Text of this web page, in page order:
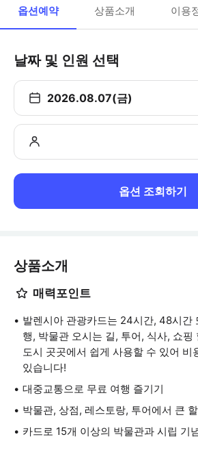
옵션예약 상품소개 이용
날짜 및 인원 선택
2026.08.07(금)
옵션 조회하기
상품소개
매력포인트
발렌시아 관광카드는 24시간, 48시간
행, 박물관 오시는 길, 투어, 식사, 쇼핑
도시 곳곳에서 쉽게 사용할 수 있어 비
있습니다!
대중교통으로 무료 여행 즐기기
박물관, 상점, 레스토랑, 투어에서 큰
카드로 15개 이상의 박물관과 시립 기